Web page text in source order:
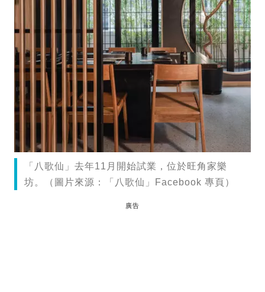
「八歌仙」去年11月開始試業，位於旺角家樂
坊。（圖片來源：「八歌仙」Facebook 專頁）
廣告